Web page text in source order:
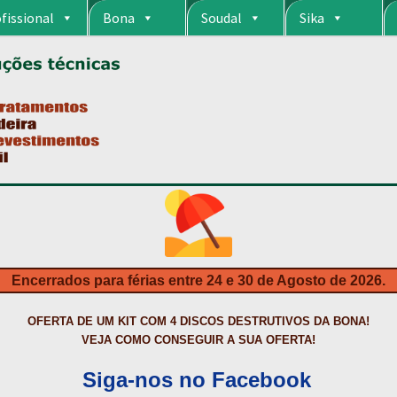
Bona Soudal Sika
CARRINHO CART
DA BONA?
HIDROFUGANTES
PRODUTOS ECOLÓGICOS CERTIFICADOS
DE BETÃO COM FERRO À VISTA REVESTIMENTO DE TANQUES E
TERMOS E CONDIÇÕESTINTA PROTEÇÃOTINTASTRATAMENTO
Encerrados para férias entre 24 e 30 de Agosto de 2026.
OFERTA DE UM KIT COM 4 DISCOS DESTRUTIVOS DA BONA!
VEJA COMO CONSEGUIR A SUA OFERTA!
Siga-nos no Facebook